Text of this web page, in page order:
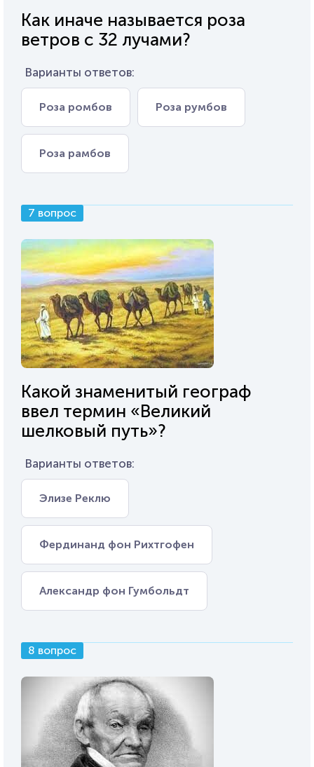
Как иначе называется роза
ветров с 32 лучами?
Варианты ответов:
Роза ромбов Роза румбов
Роза рамбов
7 вопрос
Какой знаменитый географ
ввел термин «Великий
шелковый путь»?
Варианты ответов:
Элизе Реклю
Фердинанд фон Рихтгофен
Александр фон Гумбольдт
8 вопрос